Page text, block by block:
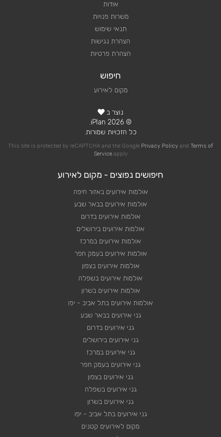
אודות
משרות פנויות
תנאי שימוש
הצהרת נגישות
הצהרת פרטיות
חיפוש
מקום לאירוע
נוצר ב
© 2026 iPlan.
כל הזכויות שמורות.
This site is protected by reCAPTCHA and the Google Privacy Policy and Terms of
Serviceapply
חיפושים נפוצים - מקום לאירוע
אולמות אירועים באזור חיפה
אולמות אירועים בבאר שבע
אולמות אירועים בדרום
אולמות אירועים בירושלים
אולמות אירועים במרכז
אולמות אירועים בעמק חפר
אולמות אירועים בצפון
אולמות אירועים בשפלה
אולמות אירועים בשרון
אולמות אירועים בתל אביב - יפו
גני אירועים בבאר שבע
גני אירועים בדרום
גני אירועים בירושלים
גני אירועים במרכז
גני אירועים בעמק חפר
גני אירועים בצפון
גני אירועים בשפלה
גני אירועים בשרון
גני אירועים בתל אביב - יפו
מקום לאירועים קטנים